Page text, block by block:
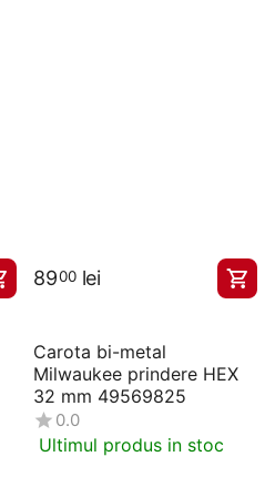
8900 lei
Carota bi-metal
Milwaukee prindere HEX
32 mm 49569825
0.0
Ultimul produs in stoc